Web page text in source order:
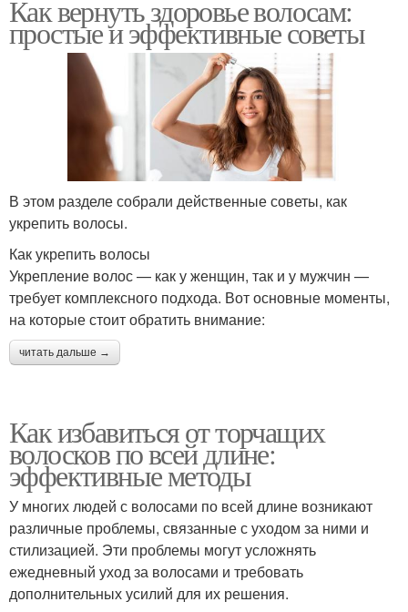
Как вернуть здоровье волосам:
простые и эффективные советы
В этом разделе собрали действенные советы, как
укрепить волосы.
Как укрепить волосы
Укрепление волос — как у женщин, так и у мужчин —
требует комплексного подхода. Вот основные моменты,
на которые стоит обратить внимание:
читать дальше →
Как избавиться от торчащих
волосков по всей длине:
эффективные методы
У многих людей с волосами по всей длине возникают
различные проблемы, связанные с уходом за ними и
стилизацией. Эти проблемы могут усложнять
ежедневный уход за волосами и требовать
дополнительных усилий для их решения.